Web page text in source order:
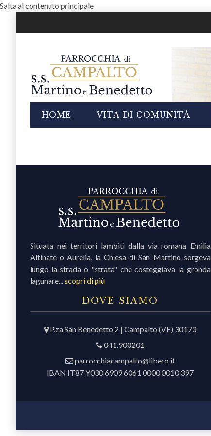
Salta al contenuto principale
HOME VITA DI COMUNITÀ
Situata nei territori lambiti dalla via romana Emilia
Altinate o Aurelia, la Chiesa di San Martino sorgeva
lungo la strada o "strata" che costeggiava la gronda
lagunare...scopri di più
DOVE SIAMO
P.za San Benedetto 2 | Campalto (VE) 30173
041.900201
parrocchiacampalto@libero.it
IBAN IT87 Y030 6909 6061 0000 0010 397